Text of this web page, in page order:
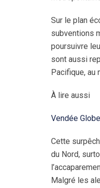
Sur le plan
subventions
poursuivre
sont aussi
Pacifique,
À lire aussi
Vendée
Cette
du Nord,
Malgré les